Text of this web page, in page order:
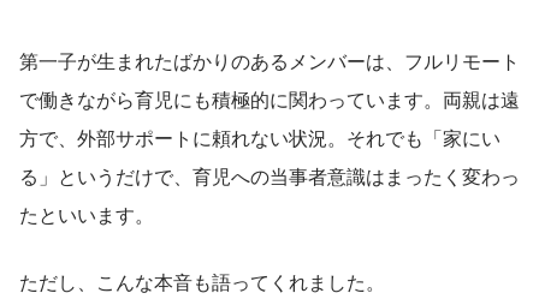
第一子が生まれたばかりのあるメンバーは、フルリモート
で働きながら育児にも積極的に関わっています。両親は遠
方で、外部サポートに頼れない状況。それでも「家にい
る」というだけで、育児への当事者意識はまったく変わっ
たといいます。
ただし、こんな本音も語ってくれました。